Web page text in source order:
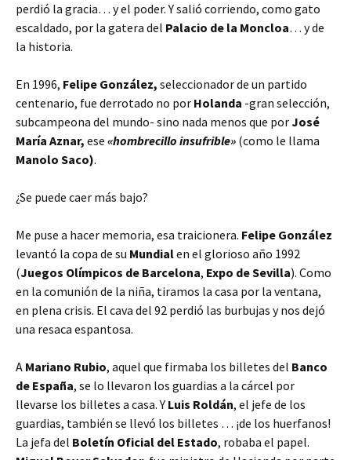
perdió la gracia… y el poder. Y salió corriendo, como gato
escaldado, por la gatera del Palacio de la Moncloa… y de
la historia.
En 1996, Felipe González, seleccionador de un partido
centenario, fue derrotado no por Holanda -gran selección,
subcampeona del mundo- sino nada menos que porJosé
María Aznar, ese «hombrecillo insufrible» (como le llama
Manolo Saco).
¿Se puede caer más bajo?
Me puse a hacer memoria, esa traicionera. Felipe González
levantó la copa de su Mundialen el glorioso año 1992
(Juegos Olímpicos de Barcelona, Expo de Sevilla). Como
en la comunión de la niña, tiramos la casa por la ventana,
en plena crisis. El cava del 92 perdió las burbujas y nos dejó
una resaca espantosa.
A Mariano Rubio, aquel que firmaba los billetes del Banco
de España, se lo llevaron los guardias a la cárcel por
llevarse los billetes a casa. Y Luis Roldán, el jefe de los
guardias, también se llevó los billetes … ¡de los huerfanos!
La jefa del Boletín Oficial del Estado, robaba el papel.